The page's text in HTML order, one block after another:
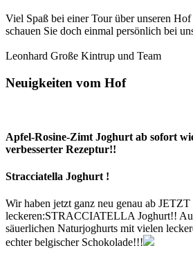
Viel Spaß bei einer Tour über unseren
schauen Sie doch einmal persönlich bei
Leonhard Große Kintrup und Team
Neuigkeiten vom Hof
Apfel-Rosine-Zimt Joghurt ab sofort
verbesserter Rezeptur!!
Stracciatella Joghurt !
Wir haben jetzt ganz neu genau ab JETZT
leckeren:STRACCIATELLA Joghurt!!
säuerlichen Naturjoghurts mit vielen
echter belgischer Schokolade!!!